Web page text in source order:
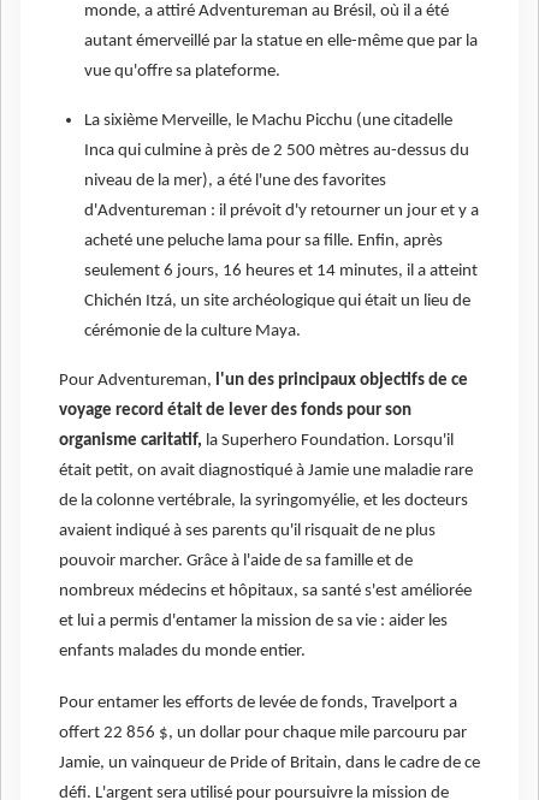
monde, a attiré Adventureman au Brésil, où il a été
autant émerveillé par la statue en elle-même que par la
vue qu'offre sa plateforme.
La sixième Merveille, le Machu Picchu (une citadelle
Inca qui culmine à près de 2 500 mètres au-dessus du
niveau de la mer), a été l'une des favorites
d'Adventureman : il prévoit d'y retourner un jour et y a
acheté une peluche lama pour sa fille. Enfin, après
seulement 6 jours, 16 heures et 14 minutes, il a atteint
Chichén Itzá, un site archéologique qui était un lieu de
cérémonie de la culture Maya.
Pour Adventureman, l'un des principaux objectifs de ce
voyage record était de lever des fonds pour son
organisme caritatif, la Superhero Foundation. Lorsqu'il
était petit, on avait diagnostiqué à Jamie une maladie rare
de la colonne vertébrale, la syringomyélie, et les docteurs
avaient indiqué à ses parents qu'il risquait de ne plus
pouvoir marcher. Grâce à l'aide de sa famille et de
nombreux médecins et hôpitaux, sa santé s'est améliorée
et lui a permis d'entamer la mission de sa vie : aider les
enfants malades du monde entier.
Pour entamer les efforts de levée de fonds, Travelport a
offert 22 856 $, un dollar pour chaque mile parcouru par
Jamie, un vainqueur de Pride of Britain, dans le cadre de ce
défi. L'argent sera utilisé pour poursuivre la mission de